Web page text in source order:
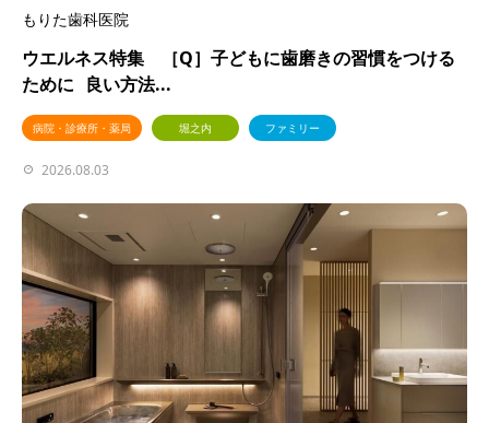
もりた歯科医院
ウエルネス特集 ［Q］子どもに歯磨きの習慣をつける
ために 良い方法...
病院・診療所・薬局 堀之内 ファミリー
2026.08.03